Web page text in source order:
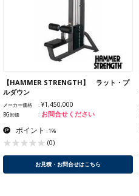
【HAMMER STRENGTH】 ラット・プ
ルダウン
メーカー価格 ¥1,450,000
BG卸価 お問合せください
ポイント : 1%
(0)
お見積・お問合せはこちら